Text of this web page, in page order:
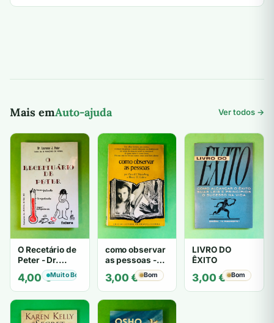
Mais emAuto-ajuda Ver todos →
O Recetário de
Peter - Dr.
Laurence J.
Peter
4,00€Muito Bom
como observar
as pessoas -
Gerard I.
Nierenberg e
Henry H. Calero
3,00€ Bom
LIVRO DO
ÊXITO
3,00€ Bom